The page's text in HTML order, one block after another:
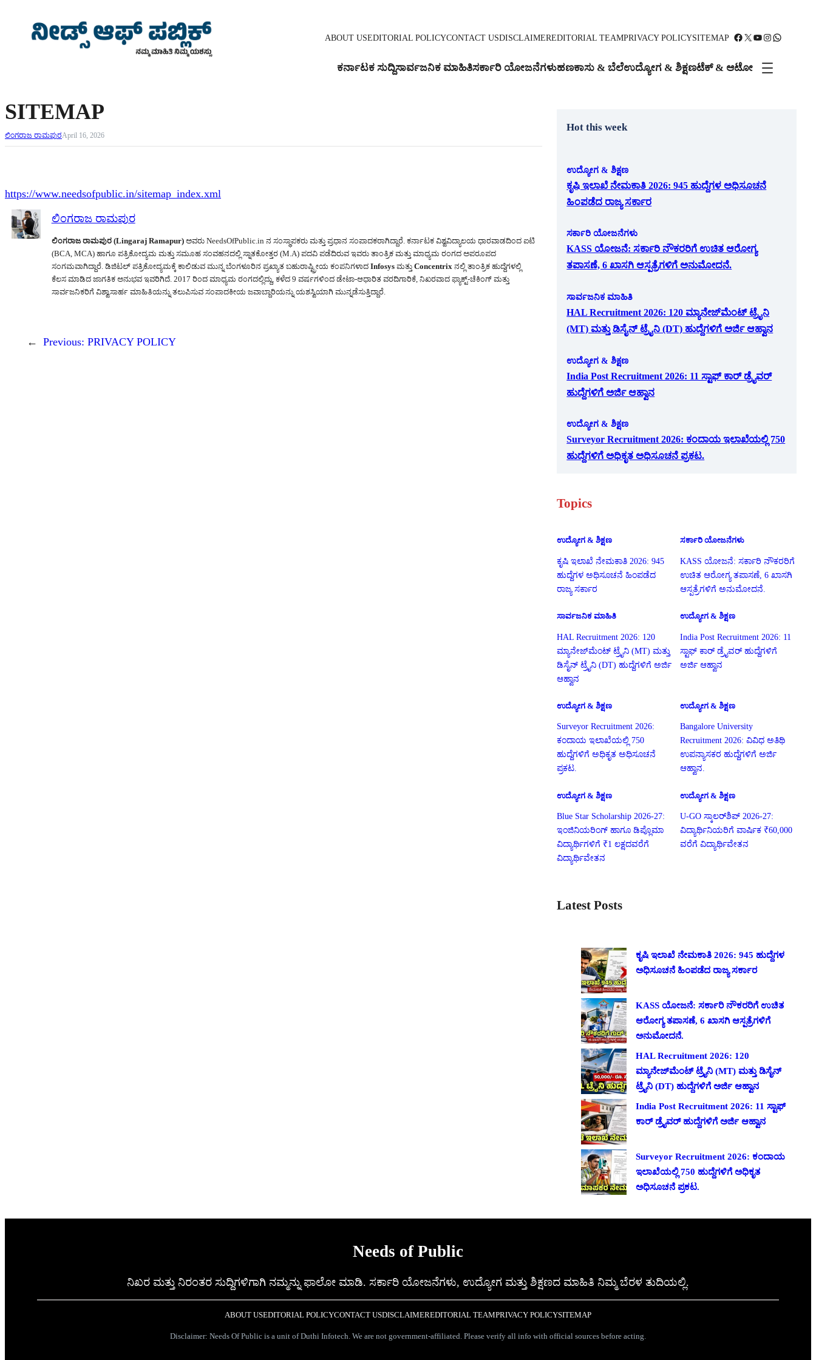
ABOUT USEDITORIAL POLICYCONTACT USDISCLAIMEREDITORIAL TEAMPRIVACY POLICYSITEMAP Facebook X YouTube Instagram WhatsApp
ಕರ್ನಾಟಕ ಸುದ್ದಿಸಾರ್ವಜನಿಕ ಮಾಹಿತಿಸರ್ಕಾರಿ ಯೋಜನೆಗಳುಹಣಕಾಸು & ಬೆಲೆಉದ್ಯೋಗ & ಶಿಕ್ಷಣಟೆಕ್ & ಆಟೋ
SITEMAP
ಲಿಂಗರಾಜ ರಾಮಪುರApril 16, 2026
https://www.needsofpublic.in/sitemap_index.xml
ಲಿಂಗರಾಜ ರಾಮಪುರ
ಲಿಂಗರಾಜ ರಾಮಪುರ (Lingaraj Ramapur)ಅವರು NeedsOfPublic.in ನ ಸಂಸ್ಥಾಪಕರು ಮತ್ತು ಪ್ರಧಾನ ಸಂಪಾದಕರಾಗಿದ್ದಾರೆ. ಕರ್ನಾಟಕ ವಿಶ್ವವಿದ್ಯಾಲಯ ಧಾರವಾಡದಿಂದ ಐಟಿ
(BCA, MCA) ಹಾಗೂ ಪತ್ರಿಕೋದ್ಯಮ ಮತ್ತು ಸಮೂಹ ಸಂವಹನದಲ್ಲಿ ಸ್ನಾತಕೋತ್ತರ (M.A) ಪದವಿ ಪಡೆದಿರುವ ಇವರು ತಾಂತ್ರಿಕ ಮತ್ತು ಮಾಧ್ಯಮ ರಂಗದ ಅಪರೂಪದ
ಸಂಗಮವಾಗಿದ್ದಾರೆ. ಡಿಜಿಟಲ್ ಪತ್ರಿಕೋದ್ಯಮಕ್ಕೆ ಕಾಲಿಡುವ ಮುನ್ನ ಬೆಂಗಳೂರಿನ ಪ್ರಖ್ಯಾತ ಬಹುರಾಷ್ಟ್ರೀಯ ಕಂಪನಿಗಳಾದ Infosysಮತ್ತು Concentrixನಲ್ಲಿ ತಾಂತ್ರಿಕ ಹುದ್ದೆಗಳಲ್ಲಿ
ಕೆಲಸ ಮಾಡಿದ ಜಾಗತಿಕ ಅನುಭವ ಇವರಿಗಿದೆ. 2017 ರಿಂದ ಮಾಧ್ಯಮ ರಂಗದಲ್ಲಿದ್ದು, ಕಳೆದ 9 ವರ್ಷಗಳಿಂದ ಡೇಟಾ-ಆಧಾರಿತ ವರದಿಗಾರಿಕೆ, ನಿಖರವಾದ ಫ್ಯಾಕ್ಟ್-ಚೆಕಿಂಗ್ ಮತ್ತು
ಸಾರ್ವಜನಿಕರಿಗೆ ವಿಶ್ವಾಸಾರ್ಹ ಮಾಹಿತಿಯನ್ನು ತಲುಪಿಸುವ ಸಂಪಾದಕೀಯ ಜವಾಬ್ದಾರಿಯನ್ನು ಯಶಸ್ವಿಯಾಗಿ ಮುನ್ನಡೆಸುತ್ತಿದ್ದಾರೆ.
← Previous: PRIVACY POLICY
Hot this week
ಉದ್ಯೋಗ & ಶಿಕ್ಷಣ
ಕೃಷಿ ಇಲಾಖೆ ನೇಮಕಾತಿ 2026: 945 ಹುದ್ದೆಗಳ ಅಧಿಸೂಚನೆ
ಹಿಂಪಡೆದ ರಾಜ್ಯ ಸರ್ಕಾರ
ಸರ್ಕಾರಿ ಯೋಜನೆಗಳು
KASS ಯೋಜನೆ: ಸರ್ಕಾರಿ ನೌಕರರಿಗೆ ಉಚಿತ ಆರೋಗ್ಯ
ತಪಾಸಣೆ, 6 ಖಾಸಗಿ ಆಸ್ಪತ್ರೆಗಳಿಗೆ ಅನುಮೋದನೆ.
ಸಾರ್ವಜನಿಕ ಮಾಹಿತಿ
HAL Recruitment 2026: 120 ಮ್ಯಾನೇಜ್‌ಮೆಂಟ್ ಟ್ರೈನಿ
(MT) ಮತ್ತು ಡಿಸೈನ್ ಟ್ರೈನಿ (DT) ಹುದ್ದೆಗಳಿಗೆ ಅರ್ಜಿ ಆಹ್ವಾನ
ಉದ್ಯೋಗ & ಶಿಕ್ಷಣ
India Post Recruitment 2026: 11 ಸ್ಟಾಫ್ ಕಾರ್ ಡ್ರೈವರ್
ಹುದ್ದೆಗಳಿಗೆ ಅರ್ಜಿ ಆಹ್ವಾನ
ಉದ್ಯೋಗ & ಶಿಕ್ಷಣ
Surveyor Recruitment 2026: ಕಂದಾಯ ಇಲಾಖೆಯಲ್ಲಿ 750
ಹುದ್ದೆಗಳಿಗೆ ಅಧಿಕೃತ ಅಧಿಸೂಚನೆ ಪ್ರಕಟ.
Topics
ಉದ್ಯೋಗ & ಶಿಕ್ಷಣ
ಕೃಷಿ ಇಲಾಖೆ ನೇಮಕಾತಿ 2026: 945
ಹುದ್ದೆಗಳ ಅಧಿಸೂಚನೆ ಹಿಂಪಡೆದ
ರಾಜ್ಯ ಸರ್ಕಾರ
ಸರ್ಕಾರಿ ಯೋಜನೆಗಳು
KASS ಯೋಜನೆ: ಸರ್ಕಾರಿ ನೌಕರರಿಗೆ
ಉಚಿತ ಆರೋಗ್ಯ ತಪಾಸಣೆ, 6 ಖಾಸಗಿ
ಆಸ್ಪತ್ರೆಗಳಿಗೆ ಅನುಮೋದನೆ.
ಸಾರ್ವಜನಿಕ ಮಾಹಿತಿ
HAL Recruitment 2026: 120
ಮ್ಯಾನೇಜ್‌ಮೆಂಟ್ ಟ್ರೈನಿ (MT) ಮತ್ತು
ಡಿಸೈನ್ ಟ್ರೈನಿ (DT) ಹುದ್ದೆಗಳಿಗೆ ಅರ್ಜಿ
ಆಹ್ವಾನ
ಉದ್ಯೋಗ & ಶಿಕ್ಷಣ
India Post Recruitment 2026: 11
ಸ್ಟಾಫ್ ಕಾರ್ ಡ್ರೈವರ್ ಹುದ್ದೆಗಳಿಗೆ
ಅರ್ಜಿ ಆಹ್ವಾನ
ಉದ್ಯೋಗ & ಶಿಕ್ಷಣ
Surveyor Recruitment 2026:
ಕಂದಾಯ ಇಲಾಖೆಯಲ್ಲಿ 750
ಹುದ್ದೆಗಳಿಗೆ ಅಧಿಕೃತ ಅಧಿಸೂಚನೆ
ಪ್ರಕಟ.
ಉದ್ಯೋಗ & ಶಿಕ್ಷಣ
Bangalore University
Recruitment 2026: ವಿವಿಧ ಅತಿಥಿ
ಉಪನ್ಯಾಸಕರ ಹುದ್ದೆಗಳಿಗೆ ಅರ್ಜಿ
ಆಹ್ವಾನ.
ಉದ್ಯೋಗ & ಶಿಕ್ಷಣ
Blue Star Scholarship 2026-27:
ಇಂಜಿನಿಯರಿಂಗ್ ಹಾಗೂ ಡಿಪ್ಲೊಮಾ
ವಿದ್ಯಾರ್ಥಿಗಳಿಗೆ ₹1 ಲಕ್ಷದವರೆಗೆ
ವಿದ್ಯಾರ್ಥಿವೇತನ
ಉದ್ಯೋಗ & ಶಿಕ್ಷಣ
U-GO ಸ್ಕಾಲರ್‌ಶಿಪ್ 2026-27:
ವಿದ್ಯಾರ್ಥಿನಿಯರಿಗೆ ವಾರ್ಷಿಕ ₹60,000
ವರೆಗೆ ವಿದ್ಯಾರ್ಥಿವೇತನ
Latest Posts
ಕೃಷಿ ಇಲಾಖೆ ನೇಮಕಾತಿ 2026: 945 ಹುದ್ದೆಗಳ
ಅಧಿಸೂಚನೆ ಹಿಂಪಡೆದ ರಾಜ್ಯ ಸರ್ಕಾರ
KASS ಯೋಜನೆ: ಸರ್ಕಾರಿ ನೌಕರರಿಗೆ ಉಚಿತ
ಆರೋಗ್ಯ ತಪಾಸಣೆ, 6 ಖಾಸಗಿ ಆಸ್ಪತ್ರೆಗಳಿಗೆ
ಅನುಮೋದನೆ.
HAL Recruitment 2026: 120
ಮ್ಯಾನೇಜ್‌ಮೆಂಟ್ ಟ್ರೈನಿ (MT) ಮತ್ತು ಡಿಸೈನ್
ಟ್ರೈನಿ (DT) ಹುದ್ದೆಗಳಿಗೆ ಅರ್ಜಿ ಆಹ್ವಾನ
India Post Recruitment 2026: 11 ಸ್ಟಾಫ್
ಕಾರ್ ಡ್ರೈವರ್ ಹುದ್ದೆಗಳಿಗೆ ಅರ್ಜಿ ಆಹ್ವಾನ
Surveyor Recruitment 2026: ಕಂದಾಯ
ಇಲಾಖೆಯಲ್ಲಿ 750 ಹುದ್ದೆಗಳಿಗೆ ಅಧಿಕೃತ
ಅಧಿಸೂಚನೆ ಪ್ರಕಟ.
Needs of Public
ನಿಖರ ಮತ್ತು ನಿರಂತರ ಸುದ್ದಿಗಳಿಗಾಗಿ ನಮ್ಮನ್ನು ಫಾಲೋ ಮಾಡಿ. ಸರ್ಕಾರಿ ಯೋಜನೆಗಳು, ಉದ್ಯೋಗ ಮತ್ತು ಶಿಕ್ಷಣದ ಮಾಹಿತಿ ನಿಮ್ಮ ಬೆರಳ ತುದಿಯಲ್ಲಿ.
ABOUT USEDITORIAL POLICYCONTACT USDISCLAIMEREDITORIAL TEAMPRIVACY POLICYSITEMAP
Disclaimer: Needs Of Public is a unit of Duthi Infotech. We are not government-affiliated. Please verify all info with official sources before acting.